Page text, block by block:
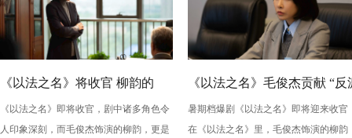
《以法之名》将收官 柳韵的
“蠢” 让毛俊杰重回巅峰
《以法之名》即将收官，剧中诸多角色令
人印象深刻，而毛俊杰饰演的柳韵，更是
《以法之名》毛俊杰贡献 “反
级” 演技？柳韵的 “蠢” 是表演
暑期档爆剧《以法之名》即将迎来收官
在《以法之名》里，毛俊杰饰演的柳韵